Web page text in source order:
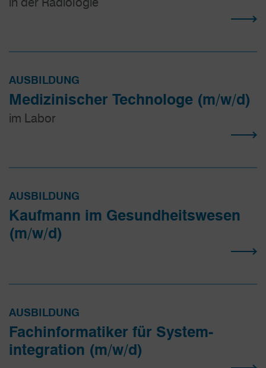
AUSBILDUNG
Medizinischer Technologe (m/w/d)
im Labor
AUSBILDUNG
Kaufmann im Gesundheits­wesen
(m/w/d)
AUSBILDUNG
Fachinfor­matiker für System­
integration (m/w/d)